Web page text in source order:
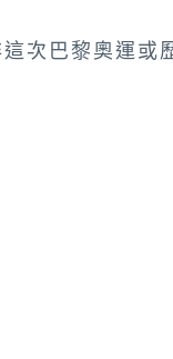
次巴黎奧運或